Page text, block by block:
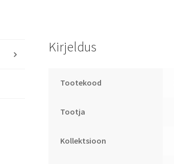
Kirjeldus
Tootekood
Tootja
Kollektsioon